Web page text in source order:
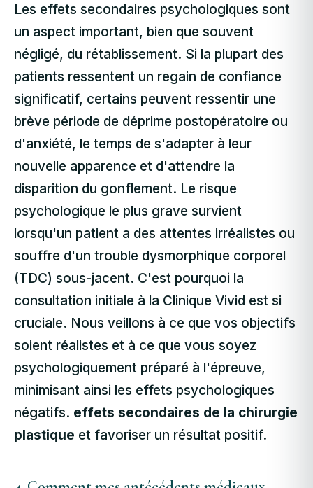
Les effets secondaires psychologiques sont
un aspect important, bien que souvent
négligé, du rétablissement. Si la plupart des
patients ressentent un regain de confiance
significatif, certains peuvent ressentir une
brève période de déprime postopératoire ou
d'anxiété, le temps de s'adapter à leur
nouvelle apparence et d'attendre la
disparition du gonflement. Le risque
psychologique le plus grave survient
lorsqu'un patient a des attentes irréalistes ou
souffre d'un trouble dysmorphique corporel
(TDC) sous-jacent. C'est pourquoi la
consultation initiale à la Clinique Vivid est si
cruciale. Nous veillons à ce que vos objectifs
soient réalistes et à ce que vous soyez
psychologiquement préparé à l'épreuve,
minimisant ainsi les effets psychologiques
négatifs. effets secondaires de la chirurgie
plastique et favoriser un résultat positif.